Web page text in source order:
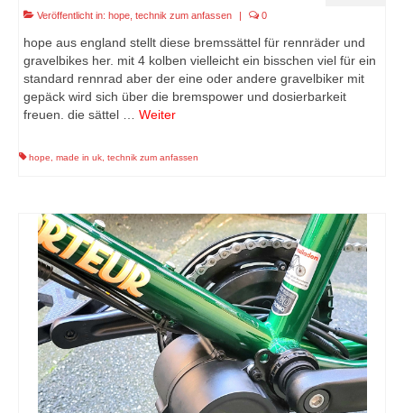
Veröffentlicht in: hope technik zum anfassen | 0
hope aus england stellt diese bremssättel für rennräder und
gravelbikes her. mit 4 kolben vielleicht ein bisschen viel für ein
standard rennrad aber der eine oder andere gravelbiker mit
gepäck wird sich über die bremspower und dosierbarkeit
freuen. die sättel … Weiter
hope made in uk technik zum anfassen